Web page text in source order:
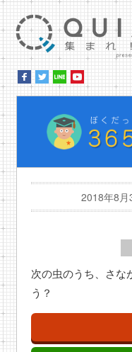
2018年8
次の虫のうち、さな
う？